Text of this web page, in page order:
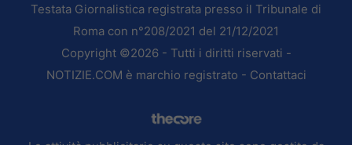
Testata Giornalistica registrata presso il Tribunale di
Roma con n°208/2021 del 21/12/2021
Copyright ©2026 - Tutti i diritti riservati -
NOTIZIE.COM è marchio registrato - Contattaci